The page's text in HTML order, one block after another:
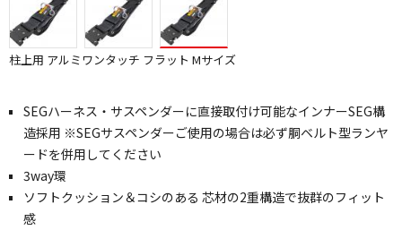
柱上用 アルミワンタッチ フラット Mサイズ
SEGハーネス・サスペンダーに直接取付け可能なインナーSEG構
造採用 ※SEGサスペンダーご使用の場合は必ず胴ベルト型ランヤ
ードを併用してください
3way環
ソフトクッション＆コシのある 芯材の2重構造で抜群のフィット
感